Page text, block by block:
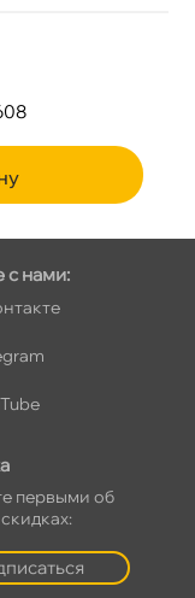
с нами:
первыми о